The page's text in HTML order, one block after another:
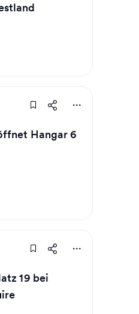
Hangar 6
19 bei